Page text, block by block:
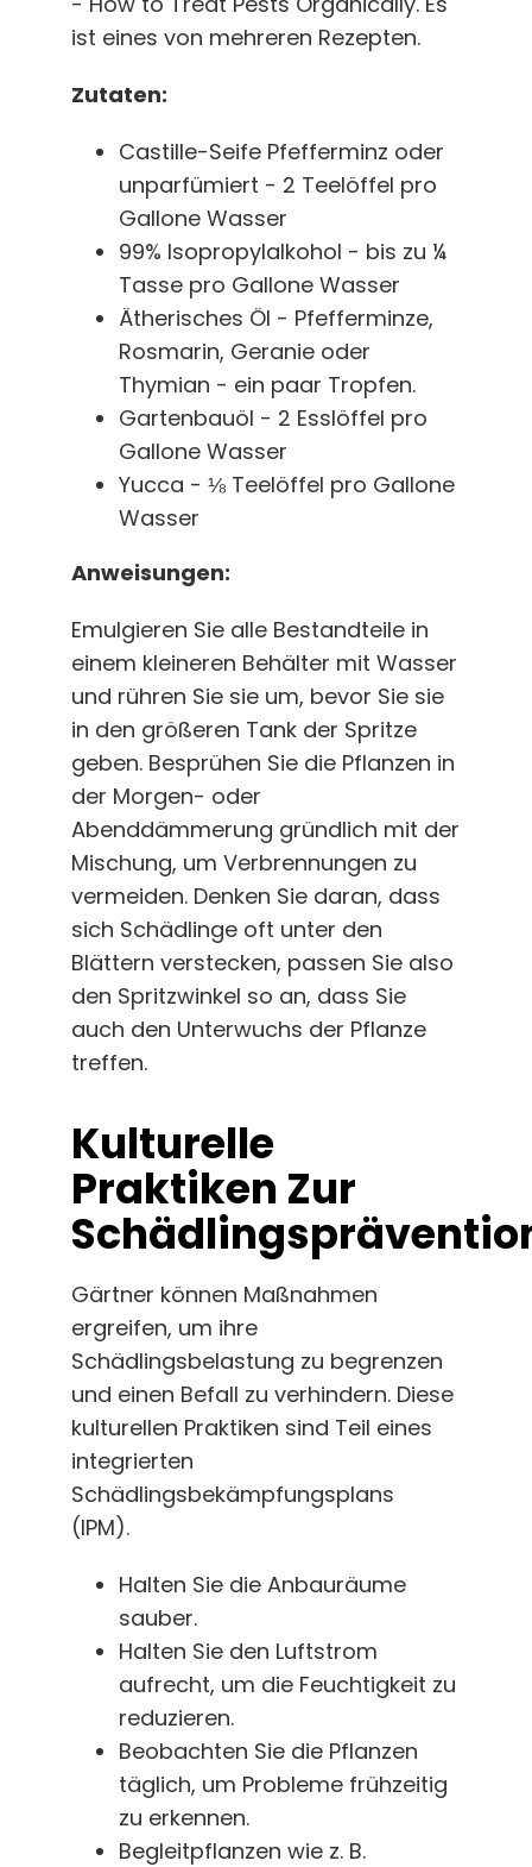
ist eines von mehreren Rezepten.
Zutaten:
Castille-Seife Pfefferminz oder
unparfümiert - 2 Teelöffel pro
Gallone Wasser
99% Isopropylalkohol - bis zu ¼
Tasse pro Gallone Wasser
Ätherisches Öl - Pfefferminze,
Rosmarin, Geranie oder
Thymian - ein paar Tropfen.
Gartenbauöl - 2 Esslöffel pro
Gallone Wasser
Yucca - ⅛ Teelöffel pro Gallone
Wasser
Anweisungen:
Emulgieren Sie alle Bestandteile in
einem kleineren Behälter mit Wasser
und rühren Sie sie um, bevor Sie sie
in den größeren Tank der Spritze
geben. Besprühen Sie die Pflanzen in
der Morgen- oder
Abenddämmerung gründlich mit der
Mischung, um Verbrennungen zu
vermeiden. Denken Sie daran, dass
sich Schädlinge oft unter den
Blättern verstecken, passen Sie also
den Spritzwinkel so an, dass Sie
auch den Unterwuchs der Pflanze
treffen.
Kulturelle
Praktiken Zur
Gärtner können Maßnahmen
ergreifen, um ihre
Schädlingsbelastung zu begrenzen
und einen Befall zu verhindern. Diese
kulturellen Praktiken sind Teil eines
integrierten
Schädlingsbekämpfungsplans
(IPM).
Halten Sie die Anbauräume
sauber.
Halten Sie den Luftstrom
aufrecht, um die Feuchtigkeit zu
reduzieren.
Beobachten Sie die Pflanzen
täglich, um Probleme frühzeitig
zu erkennen.
Begleitpflanzen wie z. B.